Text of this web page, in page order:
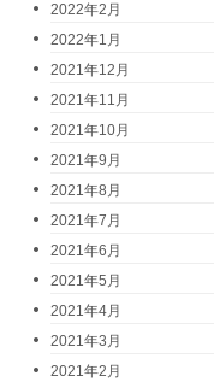
2022年2月
2022年1月
2021年12月
2021年11月
2021年10月
2021年9月
2021年8月
2021年7月
2021年6月
2021年5月
2021年4月
2021年3月
2021年2月